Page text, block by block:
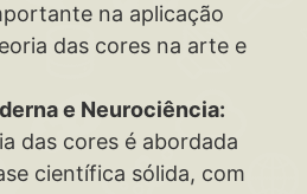
na aplicação
das cores na arte e
e Neurociência:
das cores é abordada
científica sólida, com